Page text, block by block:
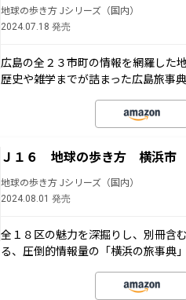
地球の歩き方 Jシリーズ（国内）
2024.07.18 発売
広島の全２３市町の情報を網羅した
歴史や雑学までが詰まった広島旅事典
Ｊ１６ 地球の歩き方 横浜市
地球の歩き方 Jシリーズ（国内）
2024.08.01 発売
全１８区の魅力を深掘りし、別冊含
る、圧倒的情報量の「横浜の旅事典」